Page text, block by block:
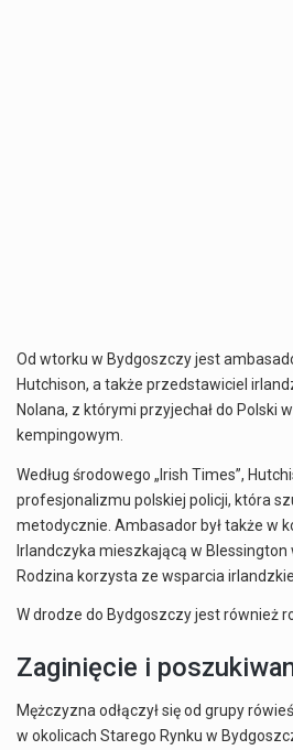
Od wtorku w Bydgoszczy jest
Hutchison, a także przedstawiciel
Nolana, z którymi przyjechał do Polski
kempingowym.
Według środowego „Irish Times”,
profesjonalizmu polskiej policji, która
metodycznie. Ambasador był także w
Irlandczyka mieszkającą w Blessington
Rodzina korzysta ze wsparcia
W drodze do Bydgoszczy jest również
Zaginięcie i
Mężczyzna odłączył się od grupy
w okolicach Starego Rynku w